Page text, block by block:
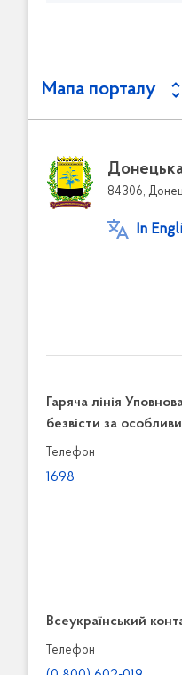
Мапа порталу
84306,
In
Гаряча лінія
безвісти за
Телефон
1698
Всеукраїнський
Телефон